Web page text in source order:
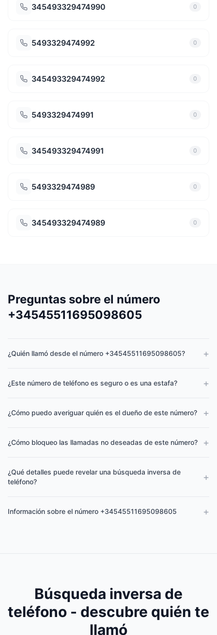
345493329474990 0
5493329474992 0
345493329474992 0
5493329474991 0
345493329474991 0
5493329474989 0
345493329474989 0
Preguntas sobre el número
+34545511695098605
¿Quién llamó desde el número +34545511695098605? +
¿Este número de teléfono es seguro o es una estafa? +
¿Cómo puedo averiguar quién es el dueño de este número? +
¿Cómo bloqueo las llamadas no deseadas de este número? +
¿Qué detalles puede revelar una búsqueda inversa de
teléfono?
+
Información sobre el número +34545511695098605 +
Búsqueda inversa de
teléfono - descubre quién te
llamó